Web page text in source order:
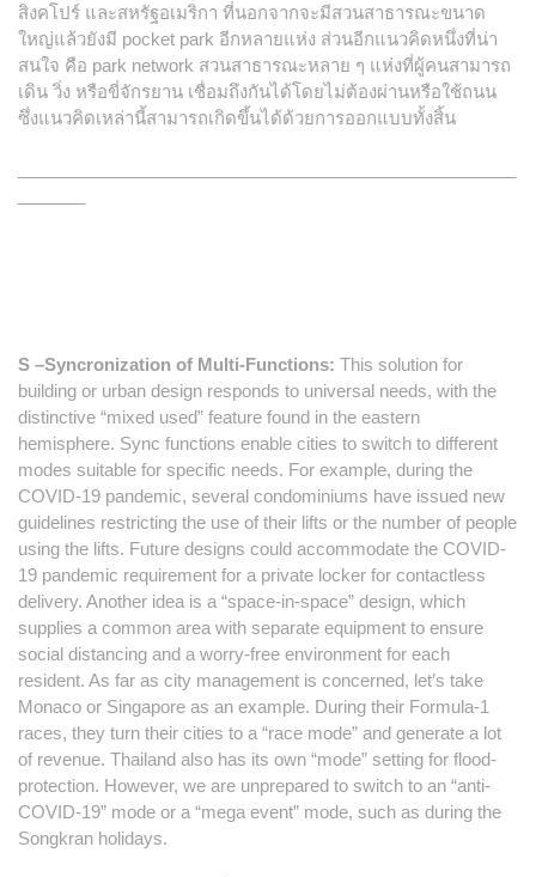
สิงคโปร์ และสหรัฐอเมริกา ที่นอกจากจะมีสวนสาธารณะขนาด
ใหญ่แล้วยังมี pocket park อีกหลายแห่ง ส่วนอีกแนวคิดหนึ่งที่น่า
สนใจ คือ park network สวนสาธารณะหลาย ๆ แห่งที่ผู้คนสามารถ
เดิน วิ่ง หรือขี่จักรยาน เชื่อมถึงกันได้โดยไม่ต้องผ่านหรือใช้ถนน
ซึ่งแนวคิดเหล่านี้สามารถเกิดขึ้นได้ด้วยการออกแบบทั้งสิ้น
S –Syncronization of Multi-Functions: This solution for
building or urban design responds to universal needs, with the
distinctive “mixed used” feature found in the eastern
hemisphere. Sync functions enable cities to switch to different
modes suitable for specific needs. For example, during the
COVID-19 pandemic, several condominiums have issued new
guidelines restricting the use of their lifts or the number of people
using the lifts. Future designs could accommodate the COVID-
19 pandemic requirement for a private locker for contactless
delivery. Another idea is a “space-in-space” design, which
supplies a common area with separate equipment to ensure
social distancing and a worry-free environment for each
resident. As far as city management is concerned, let’s take
Monaco or Singapore as an example. During their Formula-1
races, they turn their cities to a “race mode” and generate a lot
of revenue. Thailand also has its own “mode” setting for flood-
protection. However, we are unprepared to switch to an “anti-
COVID-19” mode or a “mega event” mode, such as during the
Songkran holidays.